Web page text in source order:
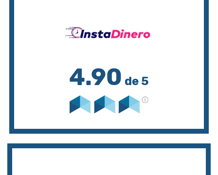
4.90 de 5